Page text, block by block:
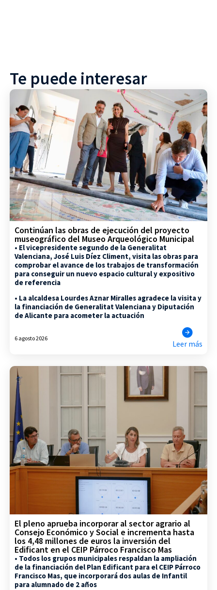
Te puede interesar
Continúan las obras de ejecución del proyecto
museográfico del Museo Arqueológico Municipal
• El vicepresidente segundo de la Generalitat
Valenciana, José Luis Díez Climent, visita las obras para
comprobar el avance de los trabajos de transformación
para conseguir un nuevo espacio cultural y expositivo
de referencia
• La alcaldesa Lourdes Aznar Miralles agradece la visita y
la financiación de Generalitat Valenciana y Diputación
de Alicante para acometer la actuación
6 agosto 2026
Leer más
El pleno aprueba incorporar al sector agrario al
Consejo Económico y Social e incrementa hasta
los 4,48 millones de euros la inversión del
Edificant en el CEIP Párroco Francisco Mas
• Todos los grupos municipales respaldan la ampliación
de la financiación del Plan Edificant para el CEIP Párroco
Francisco Mas, que incorporará dos aulas de Infantil
para alumnado de 2 años